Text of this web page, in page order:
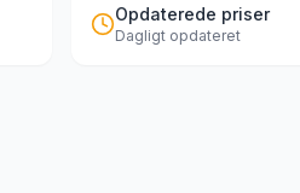
Opdaterede priser
Dagligt opdateret